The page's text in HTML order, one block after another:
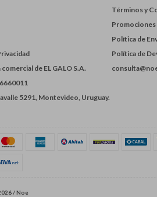
de EL GALO S.A.
5291, Montevideo, Uruguay.
Términos y
Promociones
Política de
Política de
/ Noe